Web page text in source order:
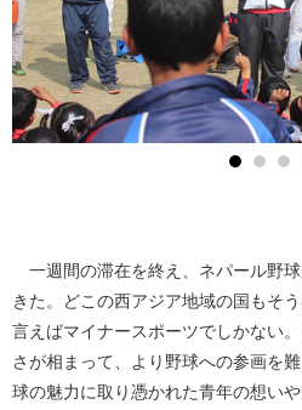
一週間の滞在を終え、ネパール野
きた。どこの西アジア地域の国もそ
言えばマイナースポーツでしかない
さが相まって、より野球への参画を
球の魅力に取り憑かれた青年の想い